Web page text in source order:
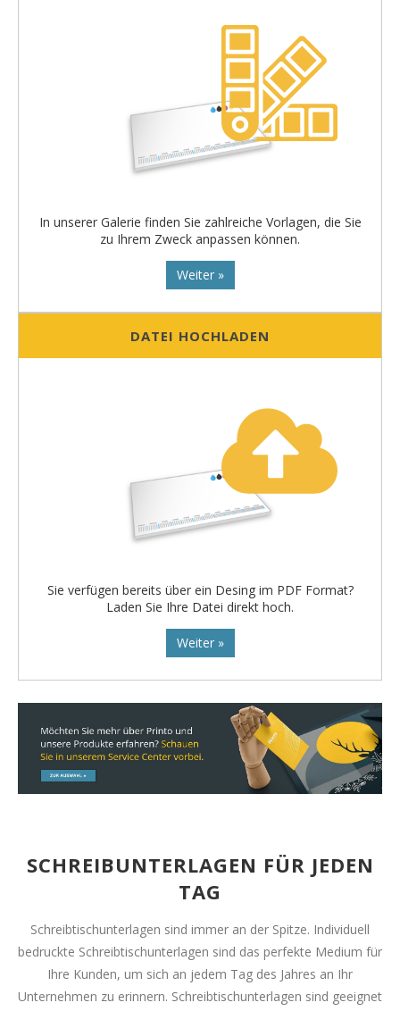
In unserer Galerie finden Sie zahlreiche Vorlagen, die Sie
zu Ihrem Zweck anpassen können.
Weiter »
DATEI HOCHLADEN
Sie verfügen bereits über ein Desing im PDF Format?
Laden Sie Ihre Datei direkt hoch.
Weiter »
SCHREIBUNTERLAGEN FÜR JEDEN
TAG
Schreibtischunterlagen sind immer an der Spitze. Individuell
bedruckte Schreibtischunterlagen sind das perfekte Medium für
Ihre Kunden, um sich an jedem Tag des Jahres an Ihr
Unternehmen zu erinnern. Schreibtischunterlagen sind geeignet